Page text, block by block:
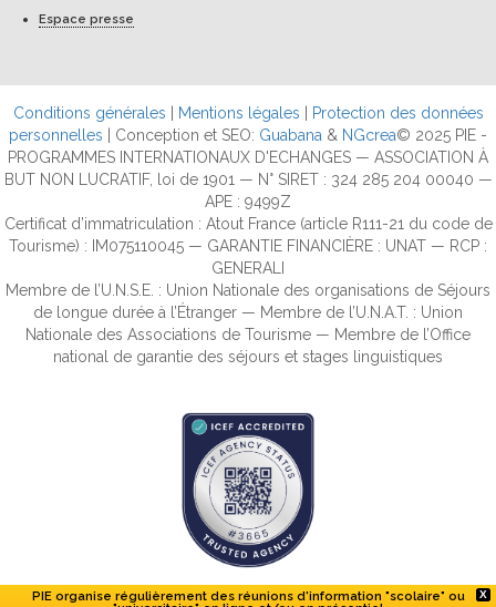
Espace presse
Conditions générales Mentions légales
Protection des données
personnelles | Conception et SEO: Guabana & NGcrea© 2025 PIE -
PROGRAMMES INTERNATIONAUX D'ECHANGES — ASSOCIATION À
BUT NON LUCRATIF, loi de 1901 — N° SIRET : 324 285 204 00040 —
APE : 9499Z
Certificat d’immatriculation : Atout France (article R111-21 du code de
Tourisme) : IM075110045 — GARANTIE FINANCIÈRE : UNAT — RCP :
GENERALI
Membre de l’U.N.S.E. : Union Nationale des organisations de Séjours
de longue durée à l’Étranger — Membre de l’U.N.A.T. : Union
Nationale des Associations de Tourisme — Membre de l’Office
national de garantie des séjours et stages linguistiques
X
PIE organise régulièrement des réunions d'information "scolaire" ou